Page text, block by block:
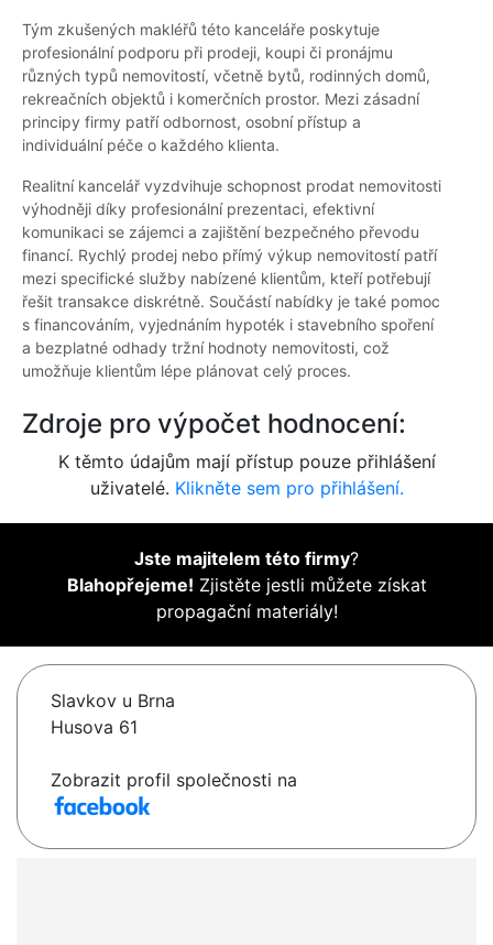
Tým zkušených makléřů této kanceláře poskytuje
profesionální podporu při prodeji, koupi či pronájmu
různých typů nemovitostí, včetně bytů, rodinných domů,
rekreačních objektů i komerčních prostor. Mezi zásadní
principy firmy patří odbornost, osobní přístup a
individuální péče o každého klienta.
Realitní kancelář vyzdvihuje schopnost prodat nemovitosti
výhodněji díky profesionální prezentaci, efektivní
komunikaci se zájemci a zajištění bezpečného převodu
financí. Rychlý prodej nebo přímý výkup nemovitostí patří
mezi specifické služby nabízené klientům, kteří potřebují
řešit transakce diskrétně. Součástí nabídky je také pomoc
s financováním, vyjednáním hypoték i stavebního spoření
a bezplatné odhady tržní hodnoty nemovitosti, což
umožňuje klientům lépe plánovat celý proces.
Zdroje pro výpočet hodnocení:
K těmto údajům mají přístup pouze přihlášení
uživatelé. Klikněte sem pro přihlášení.
Jste majitelem této firmy?
Blahopřejeme! Zjistěte jestli můžete získat
propagační materiály!
Slavkov u Brna
Husova 61
Zobrazit profil společnosti na